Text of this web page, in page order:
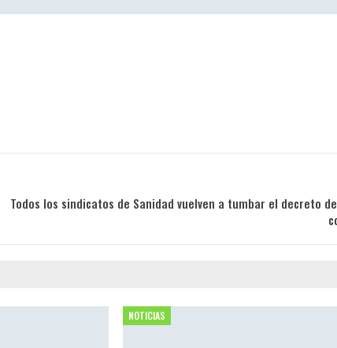
Todos los sindicatos de Sanidad vuelven a tumbar el decreto
NOTICIAS